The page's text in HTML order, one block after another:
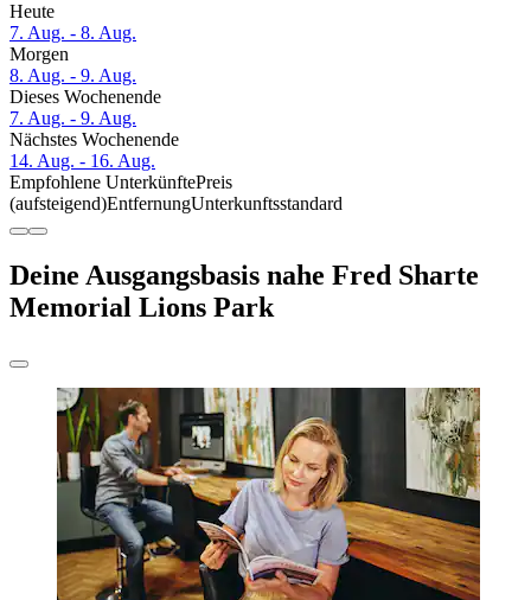
Heute
7. Aug. - 8. Aug.
Morgen
8. Aug. - 9. Aug.
Dieses Wochenende
7. Aug. - 9. Aug.
Nächstes Wochenende
14. Aug. - 16. Aug.
Empfohlene UnterkünftePreis
(aufsteigend)EntfernungUnterkunftsstandard
Deine Ausgangsbasis nahe Fred Sharte
Memorial Lions Park